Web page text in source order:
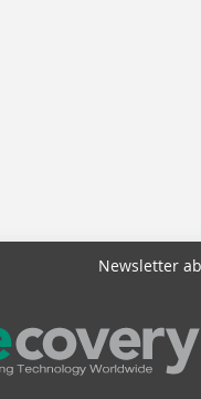
Newsletter